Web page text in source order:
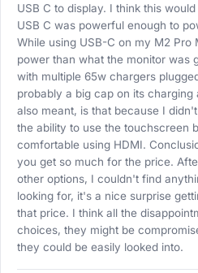
USB C to display. I think this
USB C was powerful enough to
While using USB-C on my M2 Pro
power than what the monitor was
with multiple 65w chargers
probably a big cap on its charging
also meant, is that because I
the ability to use the touchscreen
comfortable using HDMI.
you get so much for the price.
other options, I couldn't find
looking for, it's a nice surprise
that price. I think all the
choices, they might be
they could be easily looked into.